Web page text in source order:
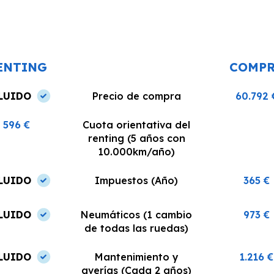
Precio de compra 60.792
596 €
Cuota orientativa del
renting (5 años con
10.000km/año)
Impuestos (Año) 365 €
Neumáticos (1 cambio
de todas las ruedas)
973 €
Mantenimiento y
averías (Cada 2 años)
1.216 €